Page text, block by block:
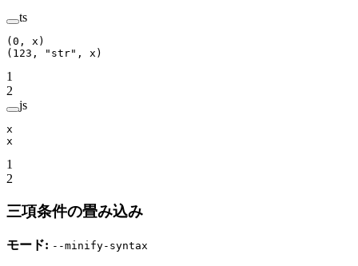
ts
( 0 , x)
( 123 , "str" , x)
1
2
js
x
x
1
2
三項条件の畳み込み
モード: --minify-syntax